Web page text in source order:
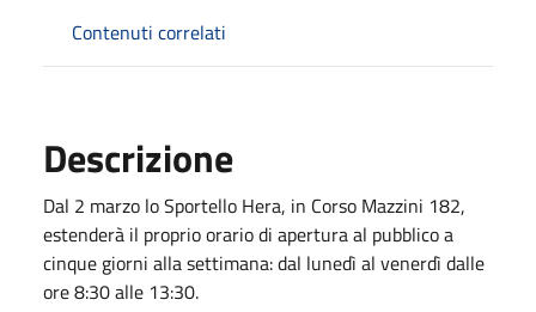
Contenuti correlati
Descrizione
Dal 2 marzo lo Sportello Hera, in Corso Mazzini 182,
estenderà il proprio orario di apertura al pubblico a
cinque giorni alla settimana: dal lunedì al venerdì dalle
ore 8:30 alle 13:30.